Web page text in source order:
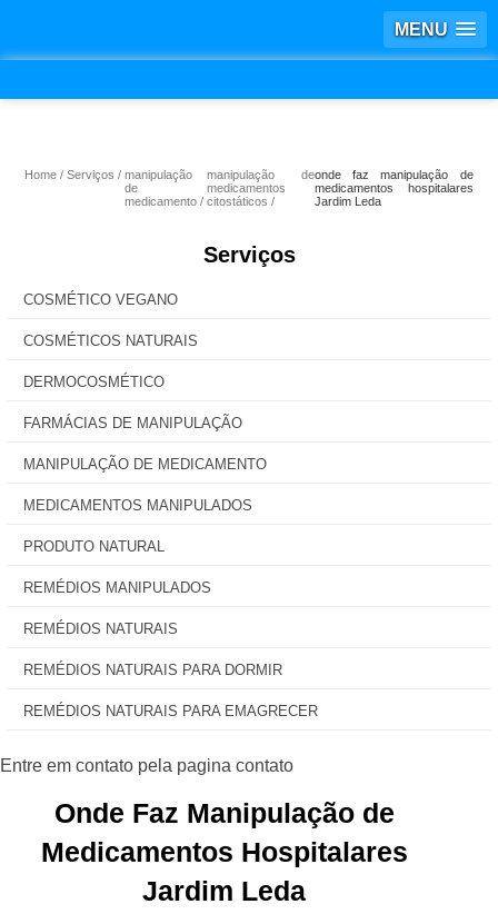
MENU
Home Serviços
manipulação
de
medicamento
manipulação de
medicamentos
citostáticos
onde faz manipulação de
medicamentos hospitalares
Jardim Leda
Serviços
COSMÉTICO VEGANO
COSMÉTICOS NATURAIS
DERMOCOSMÉTICO
FARMÁCIAS DE MANIPULAÇÃO
MANIPULAÇÃO DE MEDICAMENTO
MEDICAMENTOS MANIPULADOS
PRODUTO NATURAL
REMÉDIOS MANIPULADOS
REMÉDIOS NATURAIS
REMÉDIOS NATURAIS PARA DORMIR
REMÉDIOS NATURAIS PARA EMAGRECER
Onde Faz Manipulação de
Medicamentos Hospitalares
Jardim Leda